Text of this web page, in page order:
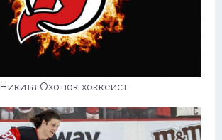
Никита Охотюк хоккеист